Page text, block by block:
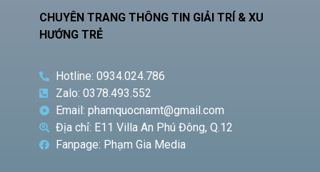
CHUYÊN TRANG THÔNG TIN GIẢI TRÍ & XU
HƯỚNG TRẺ
Hotline: 0934.024.786
Zalo: 0378.493.552
Email: phamquocnamt@gmail.com
Địa chỉ: E11 Villa An Phú Đông, Q.12
Fanpage: Phạm Gia Media